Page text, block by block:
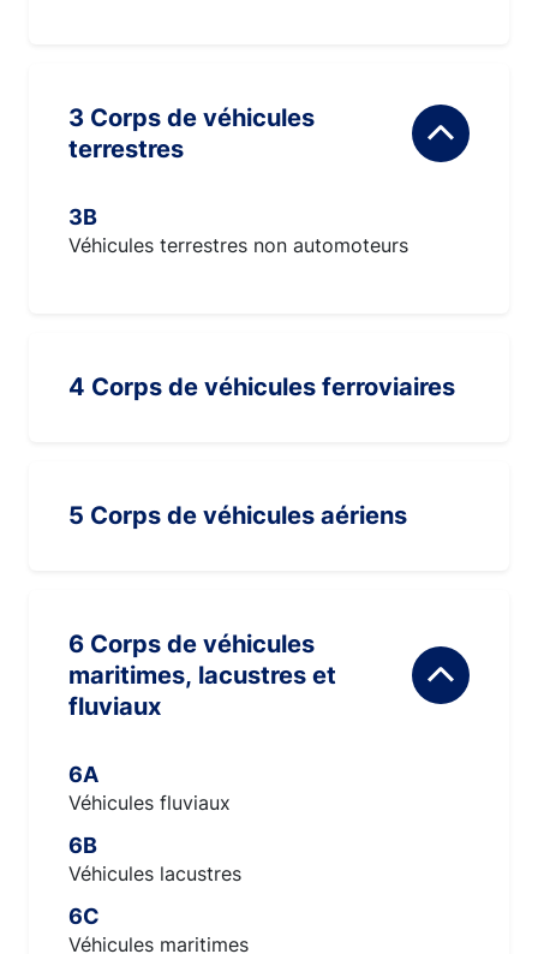
3 Corps de véhicules
terrestres
3B
Véhicules terrestres non automoteurs
4 Corps de véhicules ferroviaires
5 Corps de véhicules aériens
6 Corps de véhicules
maritimes, lacustres et
fluviaux
6A
Véhicules fluviaux
6B
Véhicules lacustres
6C
Véhicules maritimes